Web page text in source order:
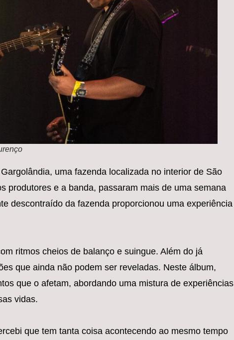
uma fazenda localizada no interior de São
produtores e a banda, passaram mais de uma semana
descontraído da fazenda proporcionou uma experiência
ritmos cheios de balanço e suingue. Além do já
que ainda não podem ser reveladas. Neste álbum,
que o afetam, abordando uma mistura de experiências
vidas.
que tem tanta coisa acontecendo ao mesmo tempo